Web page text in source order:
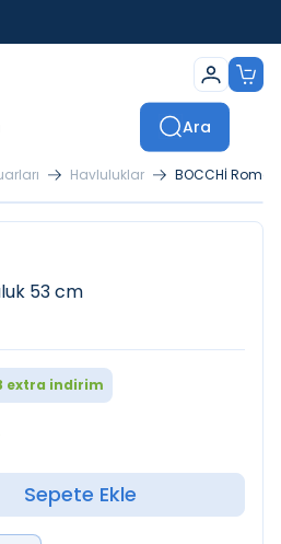
Ara
Havluluklar BOCCHİ Roma
53 cm
extra indirim
Sepete Ekle